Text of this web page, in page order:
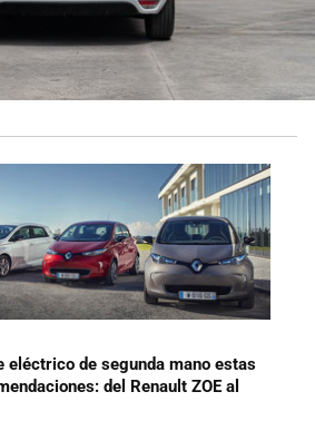
eléctrico de segunda mano estas
del Renault ZOE al